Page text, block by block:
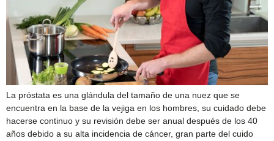
La próstata es una glándula del tamaño de una nuez que se
encuentra en la base de la vejiga en los hombres, su cuidado debe
hacerse continuo y su revisión debe ser anual después de los 40
años debido a su alta incidencia de cáncer, gran parte del cuido